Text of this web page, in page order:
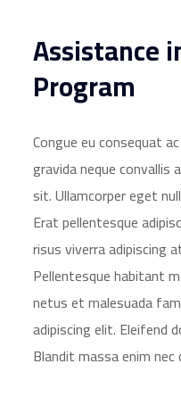
Assistance
Program
Congue eu consequat
gravida neque
sit. Ullamcorper eget
Erat pellentesque
risus viverra adipiscing
Pellentesque habitant
netus et malesuada
adipiscing elit. Eleifend
Blandit massa enim